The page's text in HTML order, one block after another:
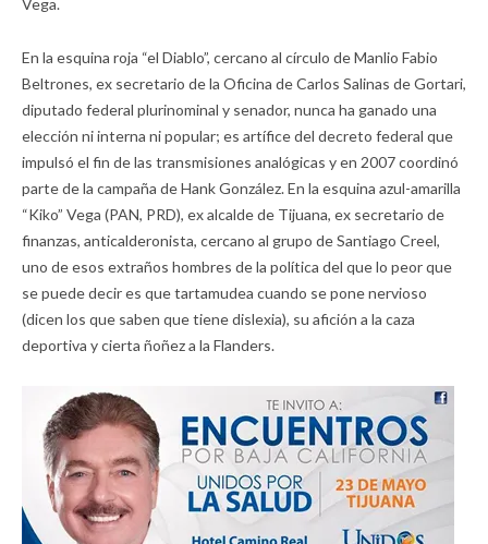
Vega.
En la esquina roja “el Diablo”, cercano al círculo de Manlio Fabio
Beltrones, ex secretario de la Oficina de Carlos Salinas de Gortari,
diputado federal plurinominal y senador, nunca ha ganado una
elección ni interna ni popular; es artífice del decreto federal que
impulsó el fin de las transmisiones analógicas y en 2007 coordinó
parte de la campaña de Hank González. En la esquina azul-amarilla
“Kiko” Vega (PAN, PRD), ex alcalde de Tijuana, ex secretario de
finanzas, anticalderonista, cercano al grupo de Santiago Creel,
uno de esos extraños hombres de la política del que lo peor que
se puede decir es que tartamudea cuando se pone nervioso
(dicen los que saben que tiene dislexia), su afición a la caza
deportiva y cierta ñoñez a la Flanders.